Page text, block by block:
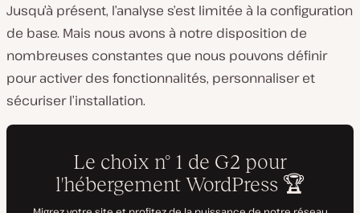
Jusqu’à présent, l’analyse s’est limitée à la configuration
de base. Mais nous avons à notre disposition de
nombreuses constantes que nous pouvons définir
pour activer des fonctionnalités, personnaliser et
sécuriser l’installation.